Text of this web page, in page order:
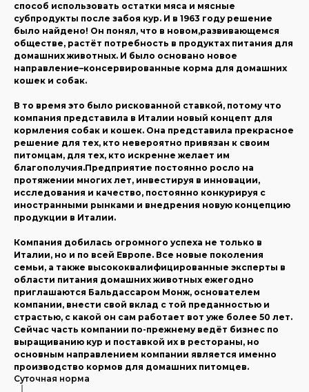
способ использовать остатки мяса и мясные
субпродукты после забоя кур. И в 1963 году решение
было найдено! Он понял, что в новом,развивающемся
обществе, растёт потребность в продуктах питания для
домашних животных. И было основано новое
направление–консервированные корма для домашних
кошек и собак.
В то время это было рискованной ставкой, потому что
компания представила в Италии новый концепт для
кормления собак и кошек. Она представила прекрасное
решение для тех, кто невероятно привязан к своим
питомцам, для тех, кто искренне желает им
благополучия.Предприятие постоянно росло на
протяжении многих лет, инвестируя в инновации,
исследования и качество, постоянно конкурируя с
иностранными рынками и внедрения новую концепцию
продукции в Италии.
Компания добилась огромного успеха не только в
Италии, но и по всей Европе. Все новые поколения
семьи, а также высококвалифицированные эксперты в
области питания домашних животных ежегодно
приглашаются Бальдассаром Монж, основателем
компании, внести свой вклад с той преданностью и
страстью, с какой он сам работает вот уже более 50 лет.
Сейчас часть компании по-прежнему ведёт бизнес по
выращиванию кур и поставкой их в рестораны, но
основным направлением компании является именно
производство кормов для домашних питомцев.
Суточная норма